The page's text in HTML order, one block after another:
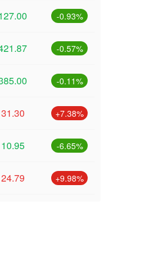
-0.93%
-0.57%
-0.11%
31.30 +7.38%
10.95 -6.65%
24.79 +9.98%